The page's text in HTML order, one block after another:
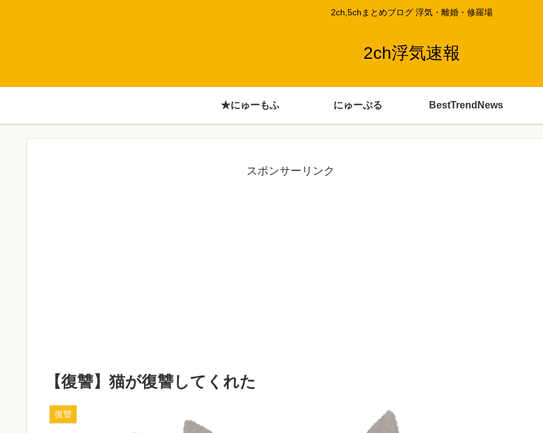
2ch,5chまとめブログ 浮気・離婚・修羅場
2ch浮気速報
★にゅーもふ にゅーぷる BestTrendNews
スポンサーリンク
【復讐】猫が復讐してくれた
復讐